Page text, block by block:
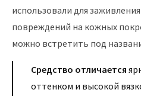
использовали для
повреждений на кожных
можно встретить под
Средство отличается
оттенком и высокой